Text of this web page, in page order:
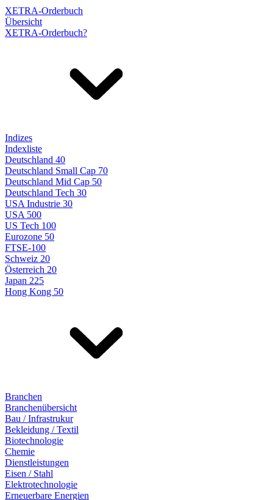
XETRA-Orderbuch
Übersicht
XETRA-Orderbuch?
Indizes
Indexliste
Deutschland 40
Deutschland Small Cap 70
Deutschland Mid Cap 50
Deutschland Tech 30
USA Industrie 30
USA 500
US Tech 100
Eurozone 50
FTSE-100
Schweiz 20
Österreich 20
Japan 225
Hong Kong 50
Branchen
Branchenübersicht
Bau / Infrastrukur
Bekleidung / Textil
Biotechnologie
Chemie
Dienstleistungen
Eisen / Stahl
Elektrotechnologie
Erneuerbare Energien